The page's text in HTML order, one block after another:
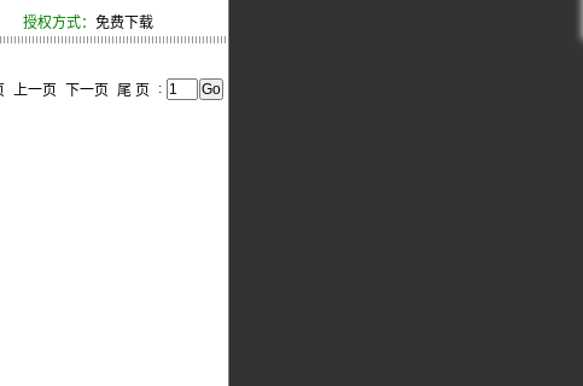
授权方式： 免费下载
上一页 下一页 尾 页 :